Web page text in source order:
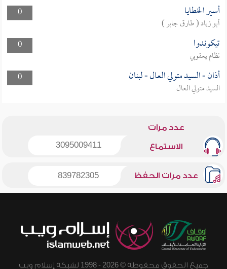
0
أسير الخطايا
أبو زياد ( طارق جابر )
0
تيكوندوا
نظام يعقوبي
0
أذان - السيد متولي العال - لبنان
السيد متولي العال
عدد مرات
الاستماع 3095009411
عدد مرات الحفظ 839782305
جميع الحقوق محفوظة © 2026 - 1998 لشبكة إسلام ويب